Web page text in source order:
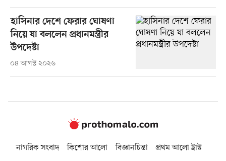
হাসিনার দেশে ফেরার ঘোষণা
নিয়ে যা বললেন প্রধানমন্ত্রীর
উপদেষ্টা
০৪ আগস্ট ২০২৬
নাগরিক সংবাদ কিশোর আলো বিজ্ঞানচিন্তা
প্রথম আলো ট্রাস্ট